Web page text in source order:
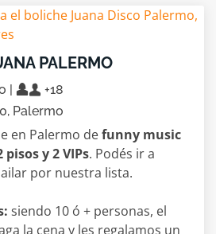
PALERMO
|
+18
Palermo
en Palermo defunny music
y 2 VIPs. Podés ir a
por nuestra lista.
siendo 10 ó + personas, el
la cena y les regalamos un